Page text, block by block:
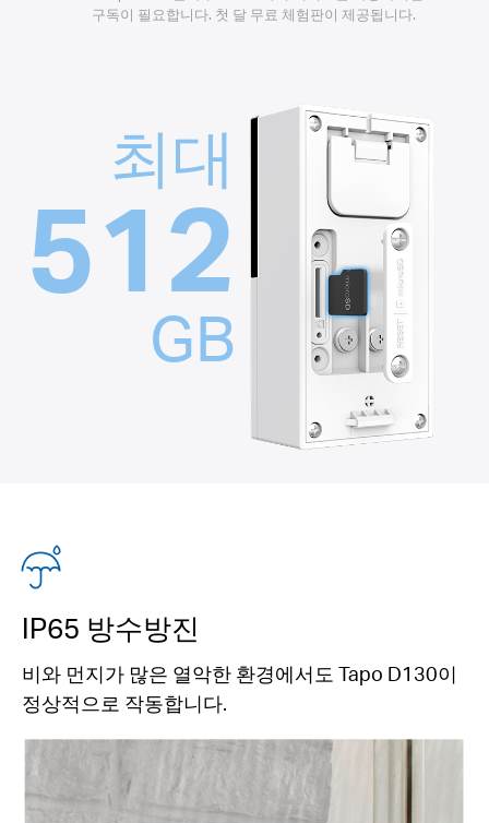
최대
512
GB
구독이 필요합니다. 첫 달 무료 체험판이 제공됩니다.
IP65 방수방진
비와 먼지가 많은 열악한 환경에서도 Tapo D130이
정상적으로 작동합니다.